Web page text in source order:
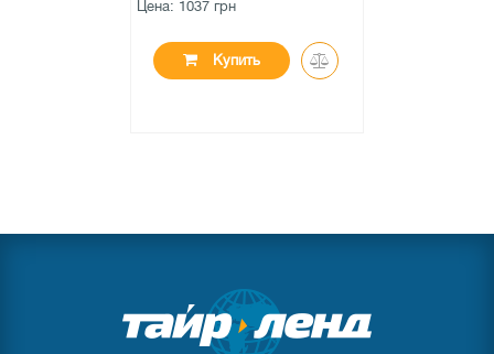
Цена: 1037 грн
Купить
0 отзывов